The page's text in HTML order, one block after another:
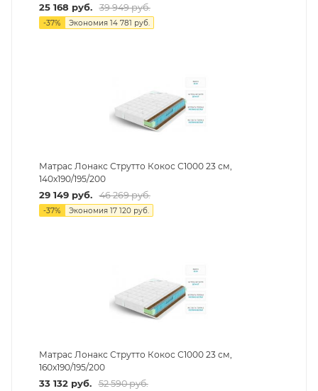
25 168 руб. 39 949руб.
-37% Экономия 14 781 руб.
Матрас Лонакс Струтто Кокос С1000 23 см,
140х190/195/200
29 149руб. 46 269руб.
-37% Экономия 17 120руб.
Матрас Лонакс Струтто Кокос С1000 23 см,
160х190/195/200
33 132руб. 52 590руб.